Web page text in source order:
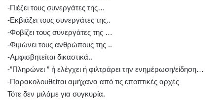
-Πιέζει τους συνεργάτες της…
-Εκβιάζει τους συνεργάτες της..
-Φοβίζει τους συνεργάτες της …
-Φιμώνει τους ανθρώπους της ..
-Αμφισβητείται δικαστικά..
-”Πληρώνει ” ή ελέγχει ή φιλτράρει την ενημέρωση/είδηση…
-Παρακολουθείται αμήχανα από τις εποπτικές αρχές
Τότε δεν μιλάμε για συγκυρία.